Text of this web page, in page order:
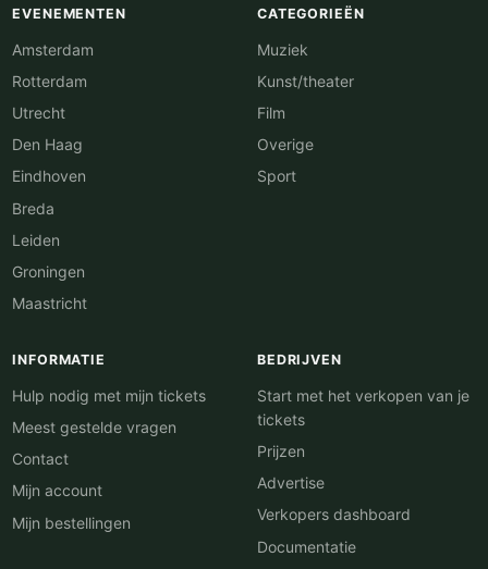
EVENEMENTEN
Amsterdam
Rotterdam
Utrecht
Den Haag
Eindhoven
Breda
Leiden
Groningen
Maastricht
CATEGORIEËN
Muziek
Kunst/theater
Film
Overige
Sport
INFORMATIE
Hulp nodig met mijn tickets
Meest gestelde vragen
Contact
Mijn account
Mijn bestellingen
BEDRIJVEN
Start met het verkopen van je
tickets
Prijzen
Advertise
Verkopers dashboard
Documentatie